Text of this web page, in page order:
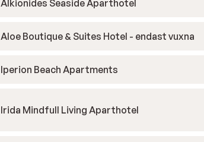
Alkionides Seaside Aparthotel
Aloe Boutique & Suites Hotel - endast vuxna
Iperion Beach Apartments
Irida Mindfull Living Aparthotel